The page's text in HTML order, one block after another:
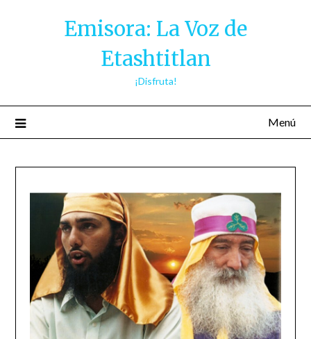
Emisora: La Voz de
Etashtitlan
¡Disfruta!
Menú